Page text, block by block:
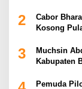
2
Cabor
Kosong
3
Muchsin
Kabupaten
Pemuda